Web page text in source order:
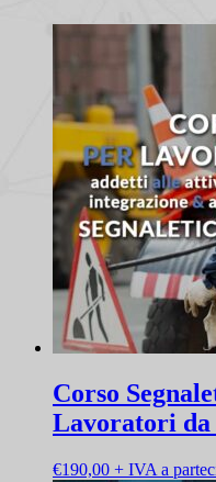
Corso
Lavoratori da
€190,00 + IVA a